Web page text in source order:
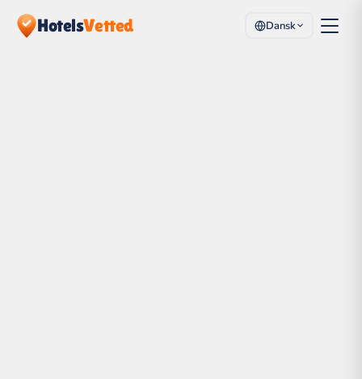
HotelsVetted Dansk